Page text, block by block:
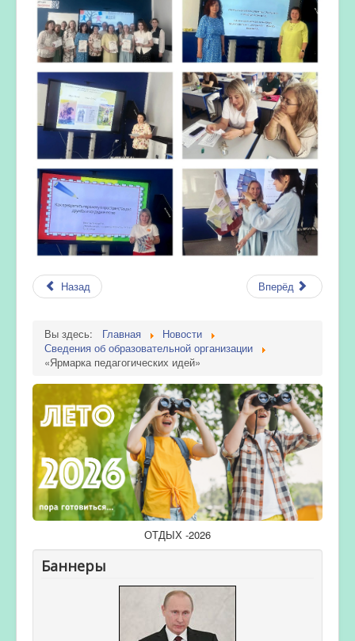
Назад Вперёд
Вы здесь: Главная
Новости
Сведения об образовательной организации
«Ярмарка педагогических идей»
ОТДЫХ -2026
Баннеры